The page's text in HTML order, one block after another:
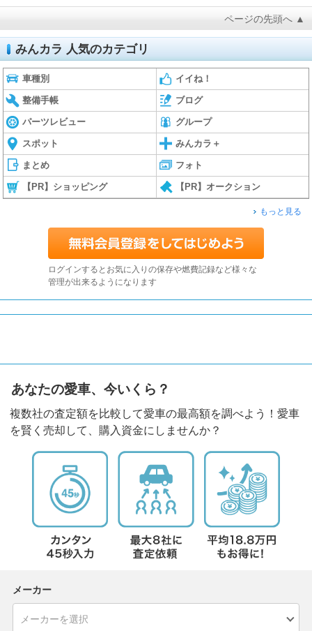
ページの先頭へ ▲
みんカラ 人気のカテゴリ
車種別 イイね！
整備手帳 ブログ
パーツレビュー グループ
スポット みんカラ＋
まとめ フォト
【PR】ショッピング 【PR】オークション
もっと見る
ログインするとお気に入りの保存や燃費記録など様々な
管理が出来るようになります
あなたの愛車、今いくら？
複数社の査定額を比較して愛車の最高額を調べよう！愛車
を賢く売却して、購入資金にしませんか？
メーカー